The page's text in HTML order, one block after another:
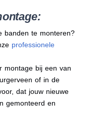
banden te monteren?
professionele
montage bij een van
of in de
dat jouw nieuwe
gemonteerd en